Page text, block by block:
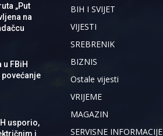
„Put
na
FBiH
povećanje
usporio,
i
BIH I SVIJET
VIJESTI
SREBRENIK
BIZNIS
Ostale vijesti
VRIJEME
MAGAZIN
SERVISNE INFORMACIJE